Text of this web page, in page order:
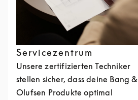
Servicezentrum
Unsere zertifizierten Techniker
stellen sicher, dass deine Bang &
Olufsen Produkte optimal